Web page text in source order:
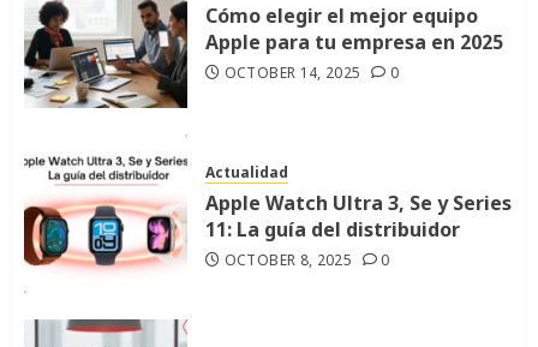
Cómo elegir el mejor equipo
Apple para tu empresa en 2025
OCTOBER 14, 2025 0
Actualidad
Apple Watch Ultra 3, Se y Series
11: La guía del distribuidor
OCTOBER 8, 2025 0